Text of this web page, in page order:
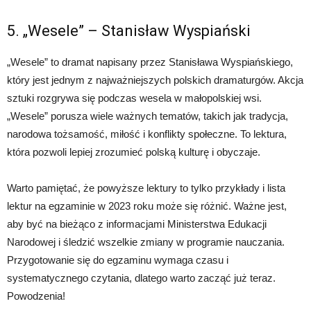
5. „Wesele” – Stanisław Wyspiański
„Wesele” to dramat napisany przez Stanisława Wyspiańskiego,
który jest jednym z najważniejszych polskich dramaturgów. Akcja
sztuki rozgrywa się podczas wesela w małopolskiej wsi.
„Wesele” porusza wiele ważnych tematów, takich jak tradycja,
narodowa tożsamość, miłość i konflikty społeczne. To lektura,
która pozwoli lepiej zrozumieć polską kulturę i obyczaje.
Warto pamiętać, że powyższe lektury to tylko przykłady i lista
lektur na egzaminie w 2023 roku może się różnić. Ważne jest,
aby być na bieżąco z informacjami Ministerstwa Edukacji
Narodowej i śledzić wszelkie zmiany w programie nauczania.
Przygotowanie się do egzaminu wymaga czasu i
systematycznego czytania, dlatego warto zacząć już teraz.
Powodzenia!